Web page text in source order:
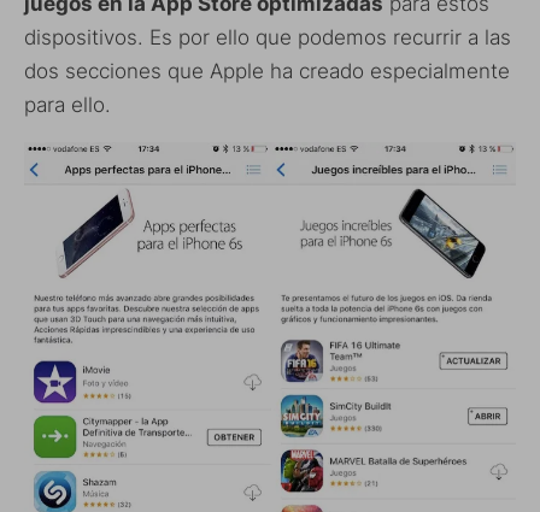
dispositivos. Es por ello que podemos recurrir a las
dos secciones que Apple ha creado especialmente
para ello.